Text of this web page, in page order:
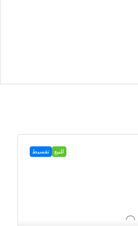
للبيع تقسيط